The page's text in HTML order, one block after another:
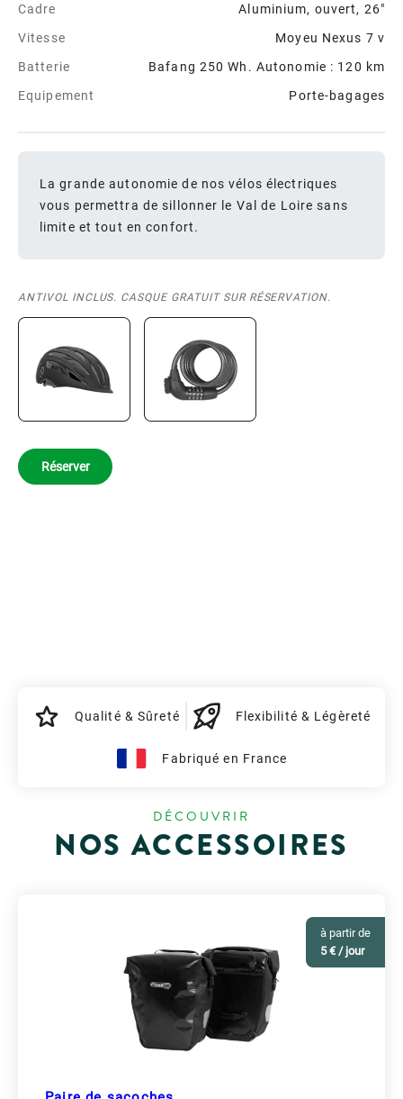
Cadre
Aluminium, ouvert, 26"
Vitesse
Moyeu Nexus 7 v
Batterie
Bafang 250 Wh. Autonomie : 120 km
Equipement
Porte-bagages
La grande autonomie de nos vélos électriques
vous permettra de sillonner le Val de Loire sans
limite et tout en confort.
ANTIVOL INCLUS. CASQUE GRATUIT SUR RÉSERVATION.
Réserver
Qualité & Sûreté Flexibilité & Légèreté
Fabriqué en France
DÉCOUVRIR
NOS ACCESSOIRES
à partir de
5 € / jour